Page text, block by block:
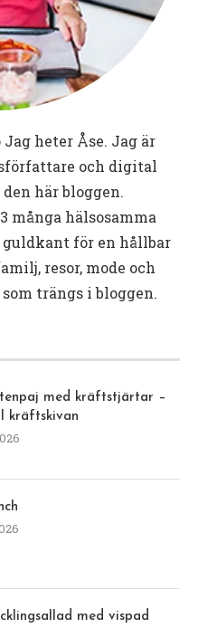
Jag heter Åse. Jag är
och digital
här bloggen.
många hälsosamma
guldkant för en hållbar
resor, mode och
trängs i bloggen.
med kräftstjärtar –
kräftskivan
med vispad